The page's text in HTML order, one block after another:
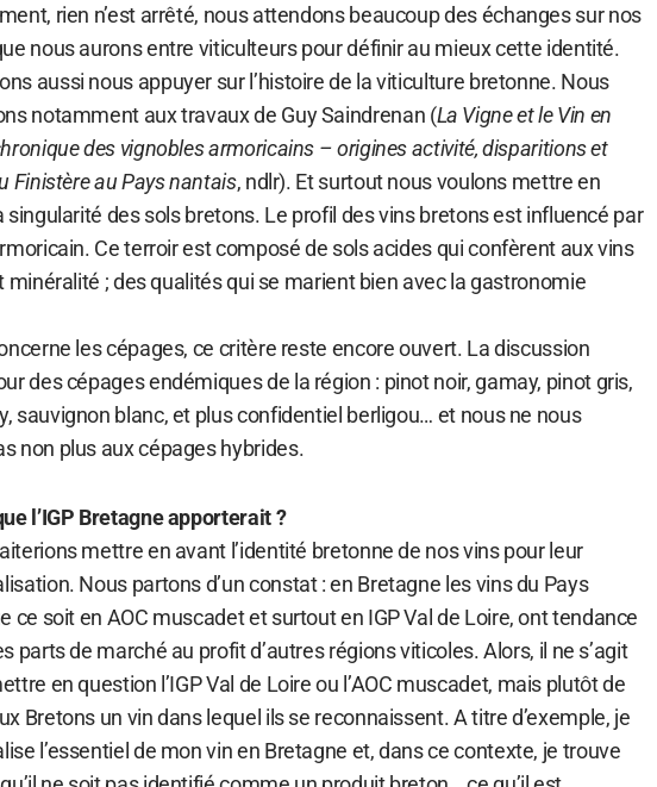
rien n’est arrêté, nous attendons beaucoup des échanges sur nos
nous aurons entre viticulteurs pour définir au mieux cette identité.
aussi nous appuyer sur l’histoire de la viticulture bretonne. Nous
notamment aux travaux de Guy Saindrenan (La Vigne et le Vin en
des vignobles armoricains – origines activité, disparitions et
Finistère au Pays nantais, ndlr). Et surtout nous voulons mettre en
singularité des sols bretons. Le profil des vins bretons est influencé par
Ce terroir est composé de sols acides qui confèrent aux vins
minéralité ; des qualités qui se marient bien avec la gastronomie
les cépages, ce critère reste encore ouvert. La discussion
des cépages endémiques de la région : pinot noir, gamay, pinot gris,
sauvignon blanc, et plus confidentiel berligou… et nous ne nous
non plus aux cépages hybrides.
l’IGP Bretagne apporterait ?
mettre en avant l’identité bretonne de nos vins pour leur
Nous partons d’un constat : en Bretagne les vins du Pays
ce soit en AOC muscadet et surtout en IGP Val de Loire, ont tendance
parts de marché au profit d’autres régions viticoles. Alors, il ne s’agit
en question l’IGP Val de Loire ou l’AOC muscadet, mais plutôt de
Bretons un vin dans lequel ils se reconnaissent. A titre d’exemple, je
l’essentiel de mon vin en Bretagne et, dans ce contexte, je trouve